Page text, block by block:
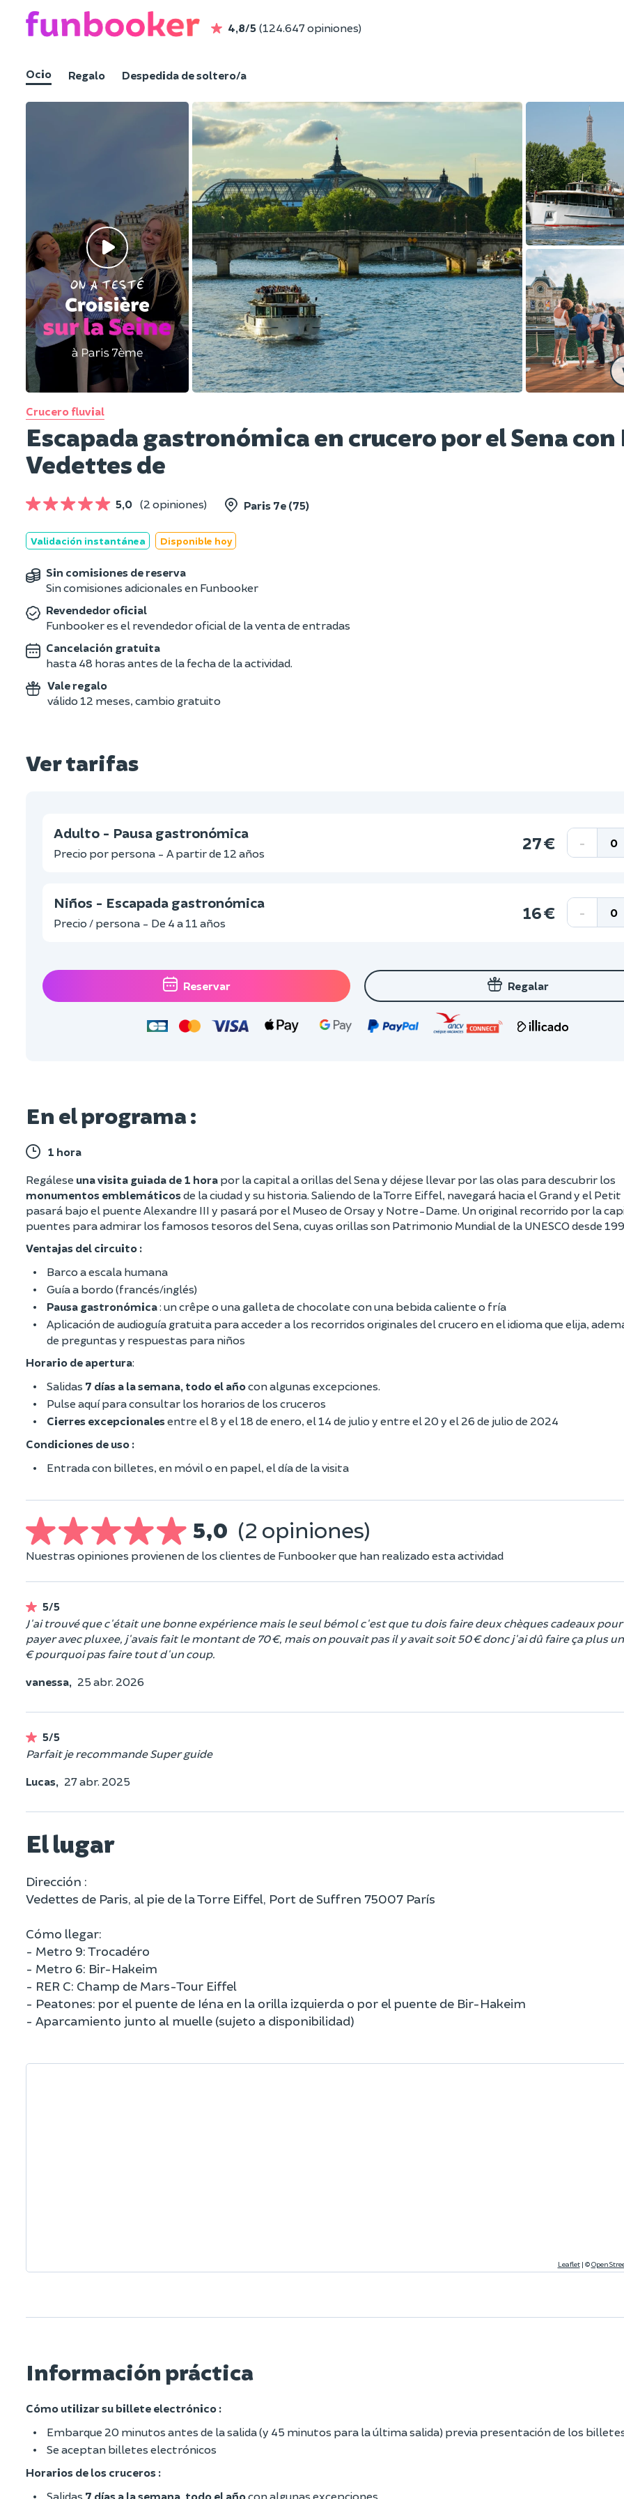
4,8/5 (124.647 opiniones)
Ocio Regalo Despedida de soltero/a
Crucero fluvial
Escapada gastronómica en crucero por el Sena con
Vedettes de
5,0 (2 opiniones) Paris 7e (75)
Validación instantánea Disponible hoy
Sin comisiones de reserva
Sin comisiones adicionales en Funbooker
Revendedor oficial
Funbooker es el revendedor oficial de la venta de entradas
Cancelación gratuita
hasta 48 horas antes de la fecha de la actividad.
Vale regalo
válido 12 meses, cambio gratuito
Ver tarifas
Adulto - Pausa gastronómica
Precio por persona - A partir de 12 años
27 € -
Niños - Escapada gastronómica
Precio / persona - De 4 a 11 años
16 € -
Reservar Regalar
En el programa :
1 hora
Regálese una visita guiada de 1 hora por la capital a orillas del Sena y déjese llevar por las olas para descubrir los
monumentos emblemáticosde la ciudad y su historia. Saliendo de la Torre Eiffel, navegará hacia el Grand y el Petit
pasará bajo el puente Alexandre III y pasará por el Museo de Orsay y Notre-Dame. Un original recorrido por la
puentes para admirar los famosos tesoros del Sena, cuyas orillas son Patrimonio Mundial de la UNESCO desde
Ventajas del circuito :
Barco a escala humana
Guía a bordo (francés/inglés)
Pausa gastronómica: un crêpe o una galleta de chocolate con una bebida caliente o fría
Aplicación de audioguía gratuita para acceder a los recorridos originales del crucero en el idioma que elija,
de preguntas y respuestas para niños
Horario de apertura:
Salidas 7 días a la semana, todo el añocon algunas excepciones.
Pulse aquí para consultar los horarios de los cruceros
Cierres excepcionalesentre el 8 y el 18 de enero, el 14 de julio y entre el 20 y el 26 de julio de 2024
Condiciones de uso :
Entrada con billetes, en móvil o en papel, el día de la visita
5,0 (2 opiniones)
Nuestras opiniones provienen de los clientes de Funbooker que han realizado esta actividad
5/5
J'ai trouvé que c'était une bonne expérience mais le seul bémol c'est que tu dois faire deux chèques cadeaux
payer avec pluxee, j'avais fait le montant de 70 €, mais on pouvait pas il y avait soit 50 € donc j'ai dû faire ça plus
€ pourquoi pas faire tout d'un coup.
vanessa, 25 abr. 2026
5/5
Parfait je recommande Super guide
Lucas, 27 abr. 2025
El lugar
Dirección :
Vedettes de Paris, al pie de la Torre Eiffel, Port de Suffren 75007 París
Cómo llegar:
- Metro 9: Trocadéro
- Metro 6: Bir-Hakeim
- RER C: Champ de Mars-Tour Eiffel
- Peatones: por el puente de Iéna en la orilla izquierda o por el puente de Bir-Hakeim
- Aparcamiento junto al muelle (sujeto a disponibilidad)
Leaflet | ©
Información práctica
Cómo utilizar su billete electrónico :
Embarque 20 minutos antes de la salida (y 45 minutos para la última salida) previa presentación de los
Se aceptan billetes electrónicos
Horarios de los cruceros :
Salidas 7 días a la semana, todo el añocon algunas excepciones.